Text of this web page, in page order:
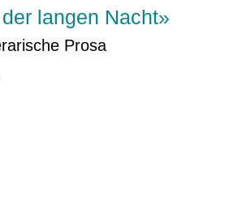
langen Nacht»
Prosa